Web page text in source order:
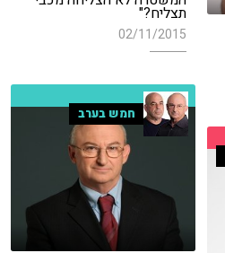
תצליח?"
02/11/2015
חמש בערב